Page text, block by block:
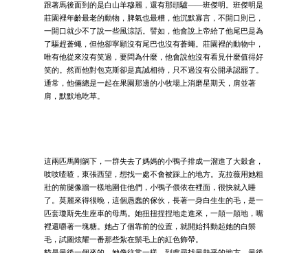
跟著馬後面到的是白山羊穆麗，還有那頭驢―—班傑明。班傑明是
莊園裡年齡最老的動物，脾氣也最糟，他沉默寡言，不開口則已，
一開口就少不了說一些風涼話。譬如，他會說上帝給了他尾巴是為
了驅趕蒼蠅，但他卻寧願沒有尾巴也沒有蒼蠅。莊園裡的動物中，
唯有他從來沒有笑過，要問為什麼，他會說他沒有看見什麼值得好
笑的。然而他對包克斯卻是真誠相待，只不過沒有公開承認罷了。
通常，他倆總是一起在果園那邊的小牧場上消磨星期天，肩並著
肩，默默地吃草。
這兩匹馬剛躺下，一群失去了媽媽的小鴨子排成一溜進了大穀倉，
吱吱喳喳，東張西望，想找一處不會被踩上的地方。克拉薇用她粗
壯的前腿像牆一樣地圍住他們，小鴨子偎依在裡面，很快就入睡
了。莫麗來得很晚，這個愚蠢的傢伙，長著一身白生生的毛，是一
匹套瓊斯先生座車的母馬。她扭扭捏捏地走進來，一顛一顛地，嘴
裡還嚼著一塊糖。她占了個靠前的位置，就開始抖動起她的白鬃
毛，試圖炫耀一番那些紮在鬃毛上的紅色飾帶。